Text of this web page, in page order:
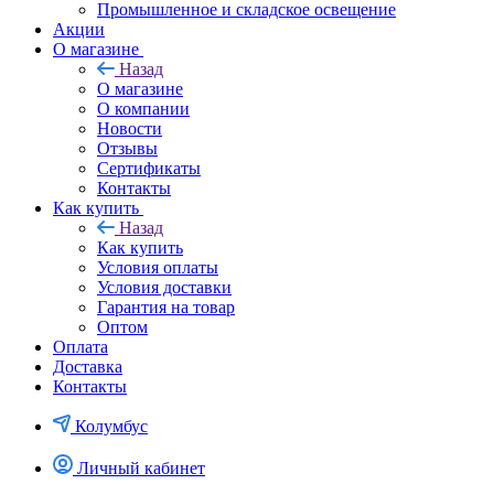
Промышленное и складское освещение
Акции
О магазине
Назад
О магазине
О компании
Новости
Отзывы
Сертификаты
Контакты
Как купить
Назад
Как купить
Условия оплаты
Условия доставки
Гарантия на товар
Оптом
Оплата
Доставка
Контакты
Колумбус
Личный кабинет